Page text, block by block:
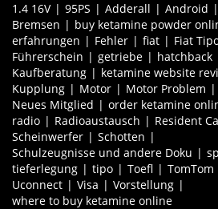
1.4 16V 95PS Adderall Android
Bremsen
buy ketamine powder
erfahrungen
Fehler fiat Fiat
Führerschein
getriebe hatchback
Kaufberatung
ketamine website
Kupplung
Motor Motor Problem
Neues Mitglied
order ketamine
radio
Radioaustausch Resident
Scheinwerfer
Schotten
Schulzeugnisse und andere Doku
tieferlegung
tipo Toefl TomTom
Uconnect
Visa
Vorstellung
where to buy ketamine online